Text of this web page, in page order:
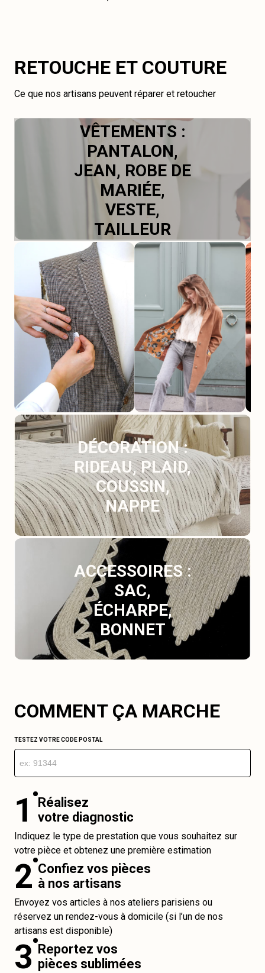
RETOUCHE ET COUTURE
Ce que nos artisans peuvent réparer et retoucher
VÊTEMENTS :
PANTALON,
JEAN, ROBE DE
MARIÉE,
VESTE,
TAILLEUR
DÉCORATION :
RIDEAU, PLAID,
COUSSIN,
NAPPE
ACCESSOIRES :
SAC,
ÉCHARPE,
BONNET
COMMENT ÇA MARCHE
TESTEZ VOTRE CODE POSTAL
1
Réalisez
votre diagnostic
Indiquez le type de prestation que vous souhaitez sur
votre pièce et obtenez une première estimation
2 Confiez vos pièces
à nos artisans
Envoyez vos articles à nos ateliers parisiens ou
réservez un rendez-vous à domicile (si l’un de nos
artisans est disponible)
3 Reportez vos
pièces sublimées